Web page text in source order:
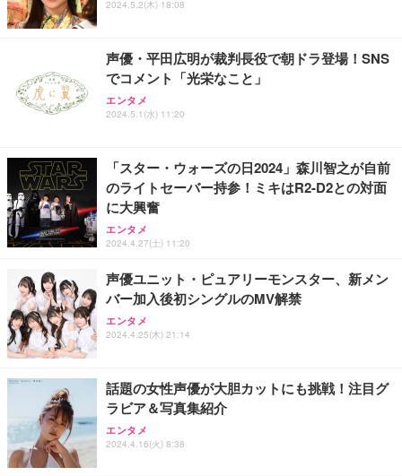
能 人間工学 椅子 腰サポート 90度跳ね上げ式アーム
ョン PCチェア 通気性メッシュ ゲーミング/勉強/事
務用 おしゃれ パソコンチェア (ブラック)
Sezlife オフィスチェア デスクチェア 疲れない テレ
ワーク チェア 強化バックレスト 30度ロッキング機
能 人間工学 椅子 腰サポート 90度跳ね上げ式アーム
務用 おしゃれ パソコンチェア (ホワイト)
ANDWINT オフィスチェア デスクチェア 肘なし メ
ッシュ 通気性 ランバーサポート付き 腰サポート ガ
ス圧無段階昇降 360度回転 キャスター付き コンパク
ト 幅52×奥行58.5×高さ84～96cm テレワーク 在宅
￥4,139
フック付き（CFI-ZDM1J）
【整備済み品】Dell E2724HS 27インチ 液晶モニタ
ー フルHD（1920×1080）VA 非光沢 HDMI/DisplayP
ort/VGA スピーカー内蔵 高さ調整 スイベル VESA対
【MiniLED/24.5inch/280Hz/FHD】GRAPHT THE S
HOOTER Gaming Monitor 24” Essential ゲーミン
グモニター QD 24.5インチ 1ms FHD 量子ドット 残
像低減 (3年保証 | 輝点保証 | 日本メーカー)
￥34,980
り 単品
Smart Basic(スマートベーシック) 【Amazon.co.jp
限定】 Smart Basic アイリスオーヤマ ペットシーツ
超厚型 お徳用 ワイド 100枚入 (x 1) (ケース販売)
アイリスオーヤマ ペットシーツ 超厚型 お徳用 レギ
ュラー 200枚入【Amazon.co.jp限定】
￥3,731
2024.5.2(木) 18:08
声優・平田広明が裁判長役で朝ドラ登場！SNS
でコメント「光栄なこと」
エンタメ
2024.5.1(水) 11:20
「スター・ウォーズの日2024」森川智之が自前
のライトセーバー持参！ミキはR2-D2との対面
に大興奮
エンタメ
2024.4.27(土) 11:20
声優ユニット・ピュアリーモンスター、新メン
バー加入後初シングルのMV解禁
エンタメ
2024.4.25(木) 21:14
話題の女性声優が大胆カットにも挑戦！注目グ
ラビア＆写真集紹介
エンタメ
2024.4.16(火) 8:38